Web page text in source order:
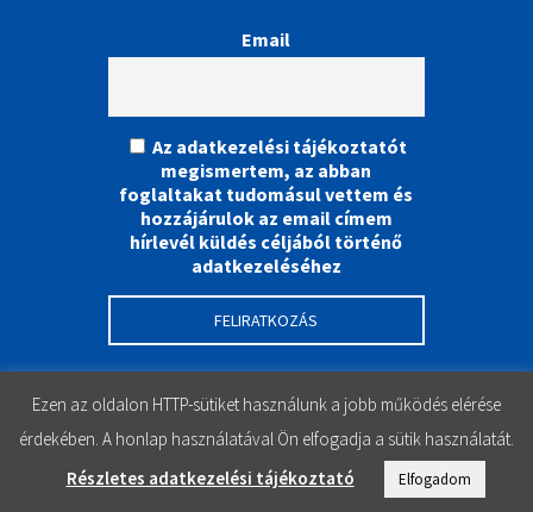
Email
Az adatkezelési tájékoztatót
megismertem, az abban
foglaltakat tudomásul vettem és
hozzájárulok az email címem
hírlevél küldés céljából történő
adatkezeléséhez
InstagramFacebook
YouTube
Ezen az oldalon HTTP-sütiket használunk a jobb működés elérése
érdekében. A honlap használatával Ön elfogadja a sütik használatát.
Részletes adatkezelési tájékoztató
Elfogadom